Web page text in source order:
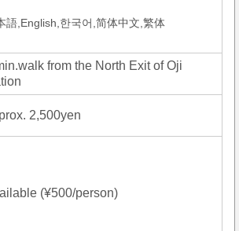
語,English,한국어,简体中文,繁体
from the North Exit of Oji
2,500yen
(¥500/person)